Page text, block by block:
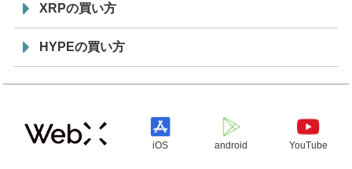
XRPの買い方
HYPEの買い方
iOS android YouTube